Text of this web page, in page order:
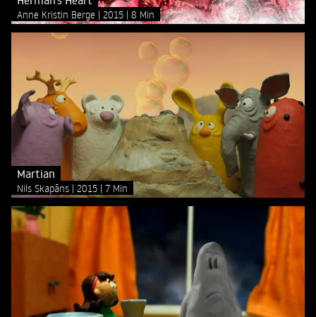
Anne Kristin Berge 2015 8 Min
Martian
Nils Skapāns 2015 7 Min